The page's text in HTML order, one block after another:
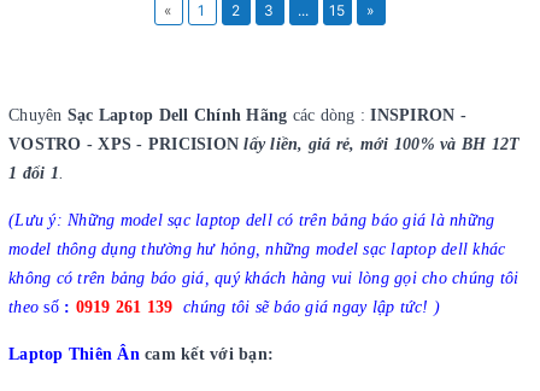
« 1 2 3 ... 15 »
Chuyên Sạc Laptop Dell Chính Hãng các dòng :INSPIRON -
VOSTRO - XPS - PRICISIONlấy liền, giá rẻ, mới 100% và BH 12T
1 đổi 1.
(Lưu ý: Những model sạc laptop dell có trên bảng báo giá là những
model thông dụng thường hư hỏng, những model sạc laptop dell khác
không có trên bảng báo giá, quý khách hàng vui lòng gọi cho chúng tôi
theosố : 0919 261 139 chúng tôi sẽ báo giá ngay lập tức! )
Laptop Thiên Ân cam kết với bạn: